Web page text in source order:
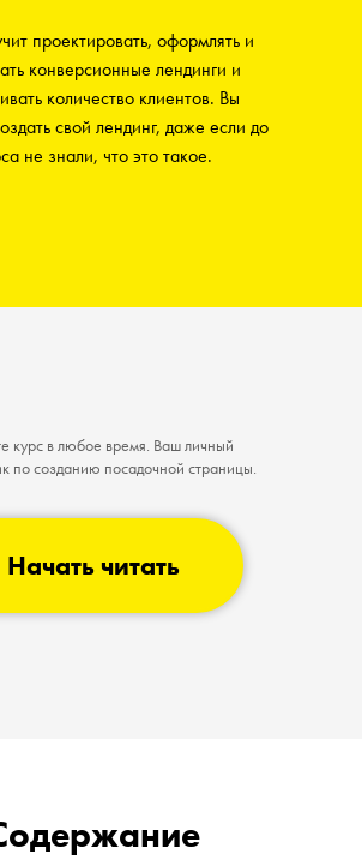
проектировать, оформлять и
конверсионные лендинги и
количество клиентов. Вы
свой лендинг, даже если до
не знали, что это такое.
курс в любое время. Ваш личный
по созданию посадочной страницы.
Начать читать